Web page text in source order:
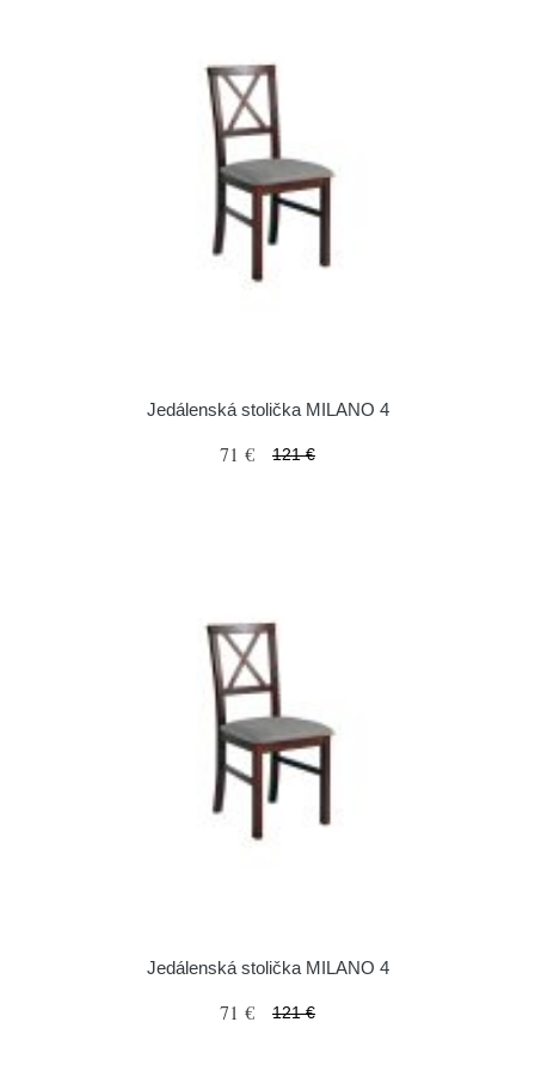
Jedálenská stolička MILANO 4
71 € 121 €
Jedálenská stolička MILANO 4
71 € 121 €